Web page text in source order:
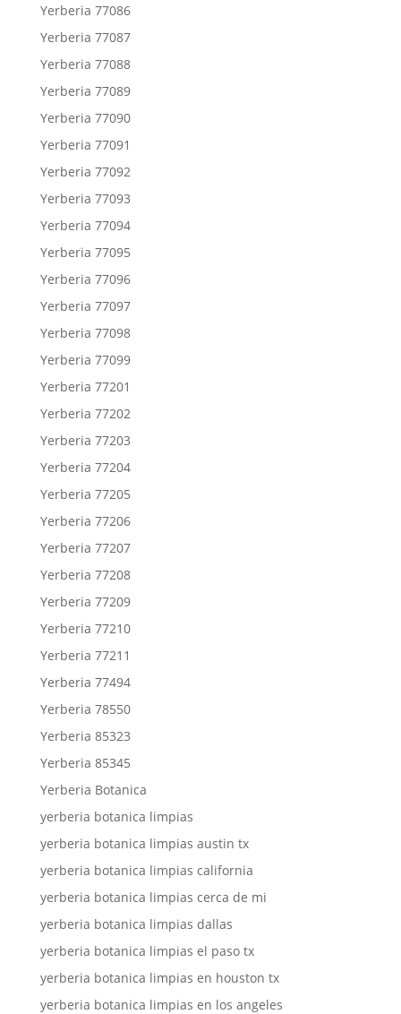
Yerberia 77086
Yerberia 77087
Yerberia 77088
Yerberia 77089
Yerberia 77090
Yerberia 77091
Yerberia 77092
Yerberia 77093
Yerberia 77094
Yerberia 77095
Yerberia 77096
Yerberia 77097
Yerberia 77098
Yerberia 77099
Yerberia 77201
Yerberia 77202
Yerberia 77203
Yerberia 77204
Yerberia 77205
Yerberia 77206
Yerberia 77207
Yerberia 77208
Yerberia 77209
Yerberia 77210
Yerberia 77211
Yerberia 77494
Yerberia 78550
Yerberia 85323
Yerberia 85345
Yerberia Botanica
yerberia botanica limpias
yerberia botanica limpias austin tx
yerberia botanica limpias california
yerberia botanica limpias cerca de mi
yerberia botanica limpias dallas
yerberia botanica limpias el paso tx
yerberia botanica limpias en houston tx
yerberia botanica limpias en los angeles